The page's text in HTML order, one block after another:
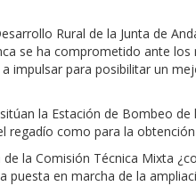
Rural de la Junta de
se ha comprometido ante los
impulsar para posibilitar un
la Estación de Bombeo de
como para la
la Comisión Técnica Mixta
puesta en marcha de la